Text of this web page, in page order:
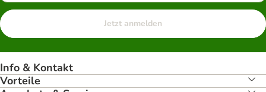
Jetzt anmelden
Info & Kontakt
Vorteile